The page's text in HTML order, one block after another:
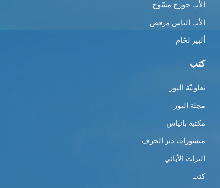
الأب جورج مسّوح
الأب الياس مرقص
ألبير لحّام
كتب
تعاونيّة النور
مجلة النور
مكتبة بانياس
منشورات دير الحرف
التراث الأبائي
كتب